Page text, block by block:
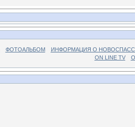
ФОТОАЛЬБОМ
ИНФОРМАЦИЯ О
ON LINE TV